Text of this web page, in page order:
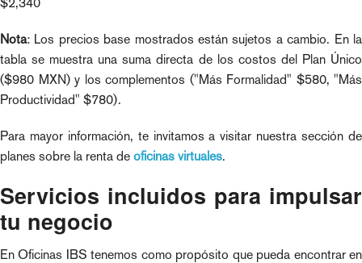
Nota: Los precios base mostrados están sujetos a cambio. En la
tabla se muestra una suma directa de los costos del Plan Único
($980 MXN) y los complementos ("Más Formalidad" $580, "Más
Productividad" $780).
Para mayor información, te invitamos a visitar nuestra sección de
planes sobre la renta de oficinas virtuales.
Servicios incluidos para impulsar
tu negocio
En Oficinas IBS tenemos como propósito que pueda encontrar en